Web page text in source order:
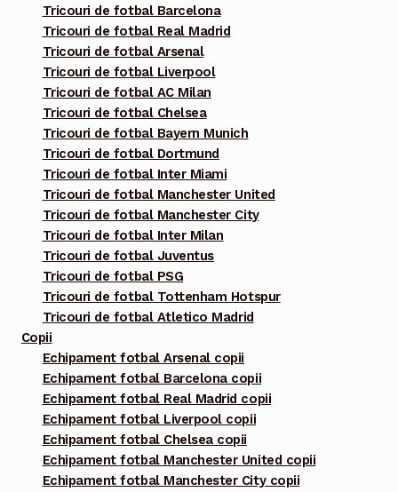
Tricouri de fotbal Barcelona
Tricouri de fotbal Real Madrid
Tricouri de fotbal Arsenal
Tricouri de fotbal Liverpool
Tricouri de fotbal AC Milan
Tricouri de fotbal Chelsea
Tricouri de fotbal Bayern Munich
Tricouri de fotbal Dortmund
Tricouri de fotbal Inter Miami
Tricouri de fotbal Manchester United
Tricouri de fotbal Manchester City
Tricouri de fotbal Inter Milan
Tricouri de fotbal Juventus
Tricouri de fotbal PSG
Tricouri de fotbal Tottenham Hotspur
Tricouri de fotbal Atletico Madrid
Copii
Echipament fotbal Arsenal copii
Echipament fotbal Barcelona copii
Echipament fotbal Real Madrid copii
Echipament fotbal Liverpool copii
Echipament fotbal Chelsea copii
Echipament fotbal Manchester United copii
Echipament fotbal Manchester City copii